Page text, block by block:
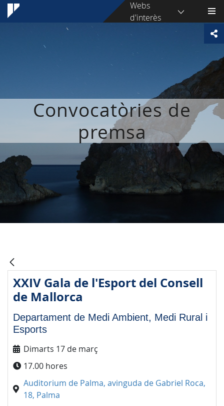
Webs
d'interès
Convocatòries de
premsa
XXIV Gala de l'Esport del Consell
de Mallorca
Departament de Medi Ambient, Medi Rural i
Esports
Dimarts 17 de març
17.00 hores
Auditorium de Palma, avinguda de Gabriel Roca,
18, Palma